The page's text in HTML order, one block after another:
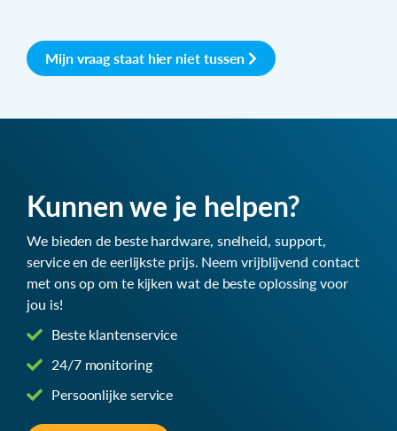
Mijn vraag staat hier niet tussen
Kunnen we je helpen?
We bieden de beste hardware, snelheid, support,
service en de eerlijkste prijs. Neem vrijblijvend contact
met ons op om te kijken wat de beste oplossing voor
jou is!
Beste klantenservice
24/7 monitoring
Persoonlijke service